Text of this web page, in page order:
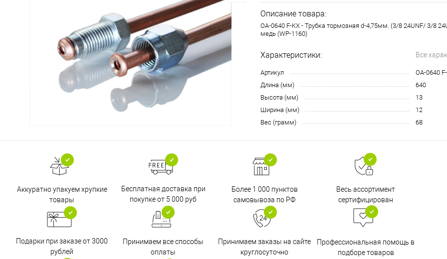
Описание товара:
OA-0640 F-KX - Трубка тормозная d-4,75мм. (3/8 24UNF/ 3/8
медь (WP-1160)
Характеристики: Все
Артикул
OA-0640
Длина (мм)
640
Высота (мм)
13
Ширина (мм)
12
Вес (грамм)
68
Аккуратно упакуем хрупкие
товары
Бесплатная доставка при
покупке от 5 000 руб
Более 1 000 пунктов
самовывоза по РФ
Весь ассортимент
сертифицирован
Подарки при заказе от 3000
рублей
Принимаем все способы
оплаты
Принимаем заказы на сайте
круглосуточно
Профессиональная помощь в
подборе товаров